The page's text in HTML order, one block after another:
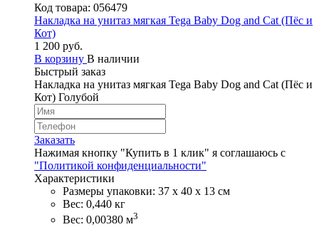
Код товара: 056479
Накладка на унитаз мягкая Tega Baby Dog and Cat (Пёс и
Кот)
1 200 руб.
В корзину В наличии
Быстрый заказ
Накладка на унитаз мягкая Tega Baby Dog and Cat (Пёс и
Кот) Голубой
Заказать
Нажимая кнопку "Купить в 1 клик" я соглашаюсь с
"Политикой конфиденциальности"
Характеристики
Размеры упаковки: 37 х 40 х 13 см
Вес: 0,440 кг
Вес: 0,00380 м3